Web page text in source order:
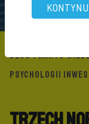
BLOG\WARTO
PSYCHOLOGII